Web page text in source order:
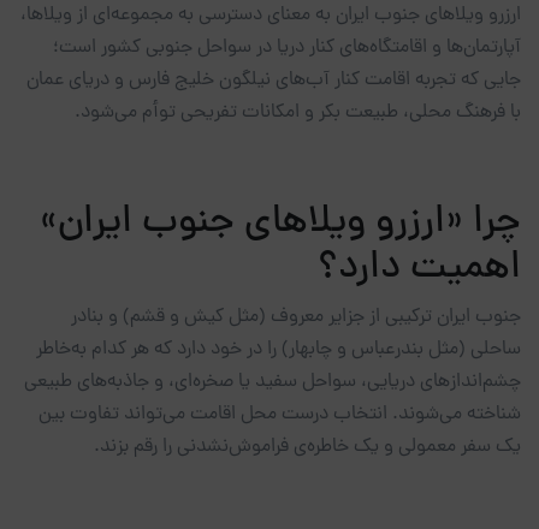
ارزرو ویلاهای جنوب ایران به معنای دسترسی به مجموعه‌ای از ویلاها،
آپارتمان‌ها و اقامتگاه‌های کنار دریا در سواحل جنوبی کشور است؛
جایی که تجربه اقامت کنار آب‌های نیلگون خلیج فارس و دریای عمان
با فرهنگ محلی، طبیعت بکر و امکانات تفریحی توأم می‌شود.
چرا «ارزرو ویلاهای جنوب ایران»
اهمیت دارد؟
جنوب ایران ترکیبی از جزایر معروف (مثل کیش و قشم) و بنادر
ساحلی (مثل بندرعباس و چابهار) را در خود دارد که هر کدام به‌خاطر
چشم‌اندازهای دریایی، سواحل سفید یا صخره‌ای، و جاذبه‌های طبیعی
شناخته می‌شوند. انتخاب درست محل اقامت می‌تواند تفاوت بین
یک سفر معمولی و یک خاطره‌ی فراموش‌نشدنی را رقم بزند.